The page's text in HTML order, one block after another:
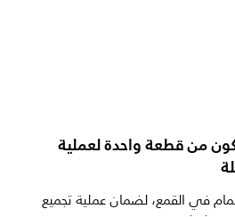
من قطعة واحدة لعملية
في القمع، لضمان عملية تجميع